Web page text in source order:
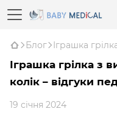
Блог Іграшка
Іграшка грілка з
колік – відгуки
19 січня 2024